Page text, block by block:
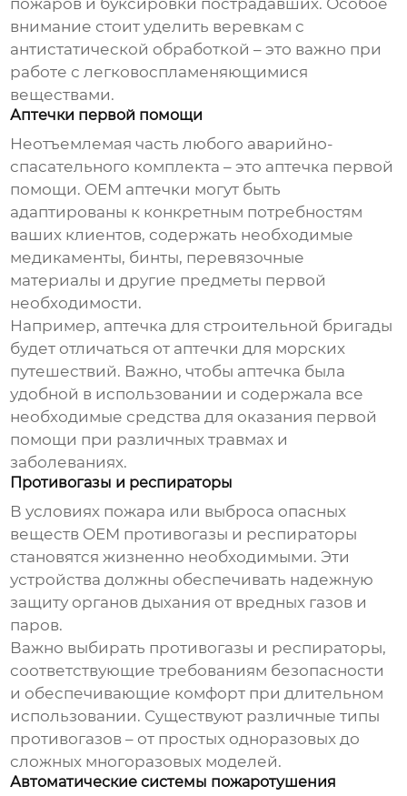
пожаров и буксировки пострадавших. Особое
внимание стоит уделить веревкам с
антистатической обработкой – это важно при
работе с легковоспламеняющимися
веществами.
Аптечки первой помощи
Неотъемлемая часть любого аварийно-
спасательного комплекта – это аптечка первой
помощи. OEM аптечки могут быть
адаптированы к конкретным потребностям
ваших клиентов, содержать необходимые
медикаменты, бинты, перевязочные
материалы и другие предметы первой
необходимости.
Например, аптечка для строительной бригады
будет отличаться от аптечки для морских
путешествий. Важно, чтобы аптечка была
удобной в использовании и содержала все
необходимые средства для оказания первой
помощи при различных травмах и
заболеваниях.
Противогазы и респираторы
В условиях пожара или выброса опасных
веществ OEM противогазы и респираторы
становятся жизненно необходимыми. Эти
устройства должны обеспечивать надежную
защиту органов дыхания от вредных газов и
паров.
Важно выбирать противогазы и респираторы,
соответствующие требованиям безопасности
и обеспечивающие комфорт при длительном
использовании. Существуют различные типы
противогазов – от простых одноразовых до
сложных многоразовых моделей.
Автоматические системы пожаротушения